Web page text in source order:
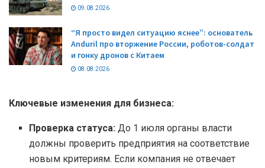
09.08.2026
“Я просто видел ситуацию яснее”: основатель
Anduril про вторжение России, роботов-солдат
и гонку дронов с Китаем
08.08.2026
Ключевые изменения для бизнеса:
Проверка статуса: До 1 июля органы власти
должны проверить предприятия на соответствие
новым критериям. Если компания не отвечает